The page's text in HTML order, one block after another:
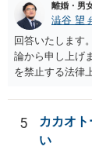
通しを過度に楽
か、連絡方法（
ど）や対応スピ
しましても、弁
手方の関係、相
離婚・男
澁谷 望
回答いたします
論から申し上げ
を禁止する法律
ントは以下の通
い（免責され
ます） ・過去
5
カカオ
い